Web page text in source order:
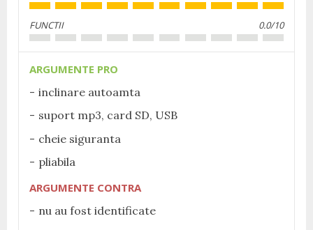
FUNCTII 0.0/10
ARGUMENTE PRO
inclinare autoamta
suport mp3, card SD, USB
cheie siguranta
pliabila
ARGUMENTE CONTRA
nu au fost identificate